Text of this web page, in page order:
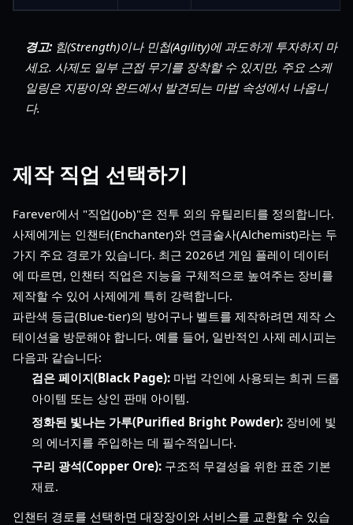
경고:힘(Strength)이나 민첩(Agility)에 과도하게 투자하지 마
세요. 사제도 일부 근접 무기를 장착할 수 있지만, 주요 스케
일링은 지팡이와 완드에서 발견되는 마법 속성에서 나옵니
다.
제작 직업 선택하기
Farever에서 "직업(Job)"은 전투 외의 유틸리티를 정의합니다.
사제에게는 인챈터(Enchanter)와 연금술사(Alchemist)라는 두
가지 주요 경로가 있습니다. 최근 2026년 게임 플레이 데이터
에 따르면, 인챈터 직업은 지능을 구체적으로 높여주는 장비를
제작할 수 있어 사제에게 특히 강력합니다.
파란색 등급(Blue-tier)의 방어구나 벨트를 제작하려면 제작 스
테이션을 방문해야 합니다. 예를 들어, 일반적인 사제 레시피는
다음과 같습니다:
검은 페이지(Black Page): 마법 각인에 사용되는 희귀 드롭
아이템 또는 상인 판매 아이템.
정화된 빛나는 가루(Purified Bright Powder): 장비에 빛
의 에너지를 주입하는 데 필수적입니다.
구리 광석(Copper Ore): 구조적 무결성을 위한 표준 기본
재료.
인챈터 경로를 선택하면 대장장이와 서비스를 교환할 수 있습